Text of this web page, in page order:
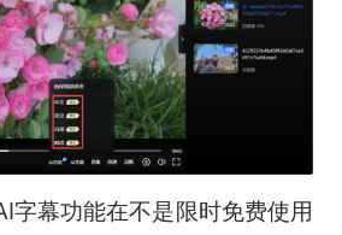
字幕功能在不是限时免费使用